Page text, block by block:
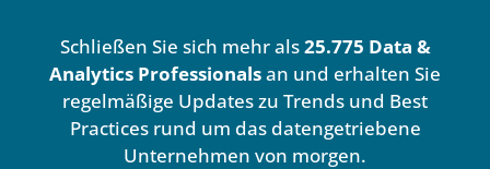
i
n
e
Schließen Sie sich mehr als25.775 Data &
Analytics Professionalsan und erhalten Sie
regelmäßige Updates zu Trends und Best
Practices rund um das datengetriebene
Unternehmen von morgen.